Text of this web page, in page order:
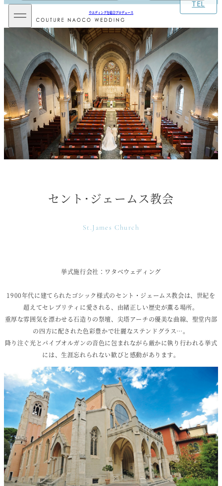
ウエディングを総合プロデュース
TEL
イ
ン
を
開
閉
セント･ジェームス教会
St.James Church
挙式施行会社：ワタベウェディング
1900年代に建てられたゴシック様式のセント・ジェームス教会は、世紀を
超えてセレブリティに愛される、由緒正しい歴史が薫る場所。
重厚な雰囲気を漂わせる石造りの祭壇、尖塔アーチの優美な曲線、聖堂内部
の四方に配された色彩豊かで壮麗なステンドグラス…。
降り注ぐ光とパイプオルガンの音色に包まれながら厳かに執り行われる挙式
には、生涯忘れられない歓びと感動があります。